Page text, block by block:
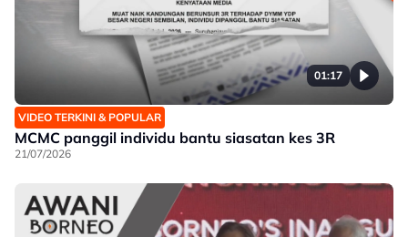
01:17
VIDEO TERKINI & POPULAR
MCMC panggil individu bantu siasatan kes 3R
21/07/2026